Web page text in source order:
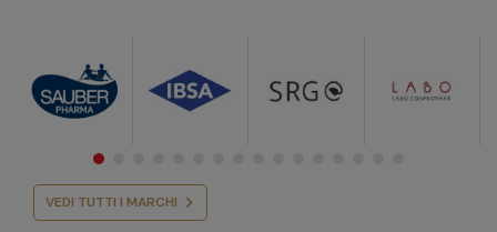
VEDI TUTTI I MARCHI